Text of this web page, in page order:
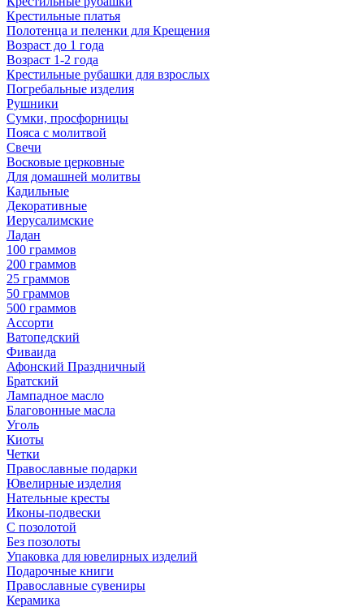
Крестильные платья
Полотенца и пеленки для Крещения
Возраст до 1 года
Возраст 1-2 года
Крестильные рубашки для взрослых
Погребальные изделия
Рушники
Сумки, просфорницы
Пояса с молитвой
Свечи
Восковые церковные
Для домашней молитвы
Кадильные
Декоративные
Иерусалимские
Ладан
100 граммов
200 граммов
25 граммов
50 граммов
500 граммов
Ассорти
Ватопедский
Фиваида
Афонский Праздничный
Братский
Лампадное масло
Благовонные масла
Уголь
Киоты
Четки
Православные подарки
Ювелирные изделия
Нательные кресты
Иконы-подвески
С позолотой
Без позолоты
Упаковка для ювелирных изделий
Подарочные книги
Православные сувениры
Керамика